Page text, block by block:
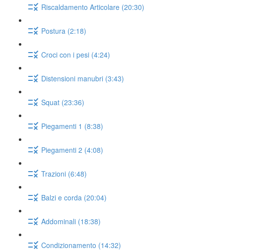
Riscaldamento Articolare (20:30)
Postura (2:18)
Croci con i pesi (4:24)
Distensioni manubri (3:43)
Squat (23:36)
Piegamenti 1 (8:38)
Piegamenti 2 (4:08)
Trazioni (6:48)
Balzi e corda (20:04)
Addominali (18:38)
Condizionamento (14:32)